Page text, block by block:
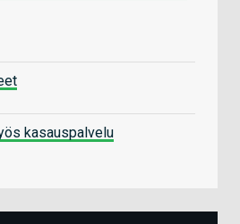
kasauspalvelu